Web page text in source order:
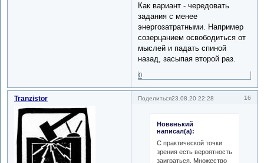
Как вариант - чередовать
задания с менее
энергозатратными. Например
созерцанием освободиться от
мыслей и падать спиной
назад, засыпая второй раз.
0
Поделиться 16
23.08.20 22:28
Tranzistor
Новенький
написал(а):
С практической точки
зрения есть вероятность
заиграться. Множество